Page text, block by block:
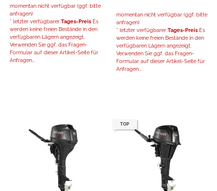
momentan nicht verfügbar (ggf. bitte
anfragen)
* letzter verfügbarer Tages-Preis Es
werden keine freien Bestände in den
verfügbaren Lägern angezeigt.
Verwenden Sie ggf. das Fragen-
Formular auf dieser Artikel-Seite für
Anfragen...
momentan nicht verfügbar (ggf. bitte
anfragen)
* letzter verfügbarer Tages-Preis Es
werden keine freien Bestände in den
verfügbaren Lägern angezeigt.
Verwenden Sie ggf. das Fragen-
Formular auf dieser Artikel-Seite für
Anfragen...
TOP